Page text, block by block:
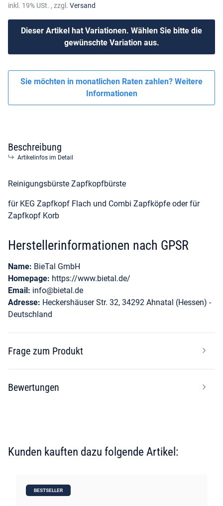
inkl. 19% USt. , zzgl. Versand
Dieser Artikel hat Variationen. Wählen Sie bitte die
gewünschte Variation aus.
Sie möchten in monatlichen Raten zahlen? Weitere
Informationen
Beschreibung
Artikelinfos im Detail
Reinigungsbürste Zapfkopfbürste
für KEG Zapfkopf Flach und Combi Zapfköpfe oder für
Zapfkopf Korb
Herstellerinformationen nach GPSR
Name: BieTal GmbH
Homepage: https://www.bietal.de/
Email: info@bietal.de
Adresse: Heckershäuser Str. 32, 34292 Ahnatal (Hessen) -
Deutschland
Frage zum Produkt
Bewertungen
Kunden kauften dazu folgende Artikel:
BESTSELLER